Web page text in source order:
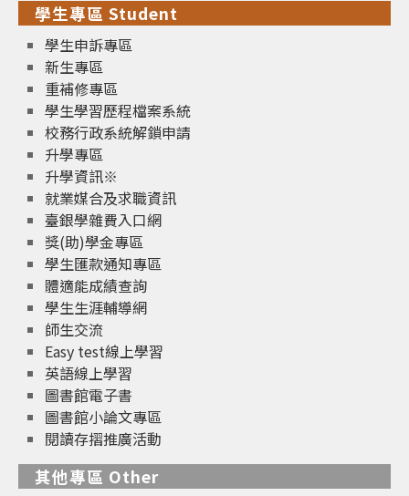
學生專區 Student
學生申訴專區
新生專區
重補修專區
學生學習歷程檔案系統
校務行政系統解鎖申請
升學專區
升學資訊※
就業媒合及求職資訊
臺銀學雜費入口網
獎(助)學金專區
學生匯款通知專區
體適能成績查詢
學生生涯輔導網
師生交流
Easy test線上學習
英語線上學習
圖書館電子書
圖書館小論文專區
閱讀存摺推廣活動
其他專區 Other